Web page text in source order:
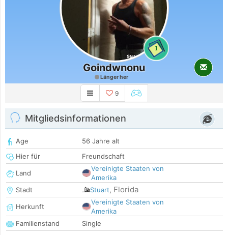
1
Goindwnonu
Länger her
9
Mitgliedsinformationen
Age
56 Jahre alt
Hier für
Freundschaft
Land
Vereinigte Staaten von
Amerika
Stadt
Stuart, Florida
Herkunft
Vereinigte Staaten von
Amerika
Familienstand
Single